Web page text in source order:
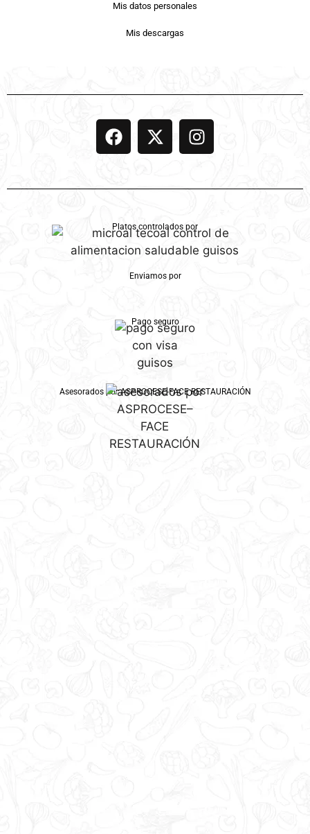
Mis datos personales
Mis descargas
Platos controlados por
Enviamos por
Pago seguro
Asesorados por ASPROCESE-FACE RESTAURACIÓN